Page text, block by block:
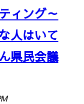
ィング～
人はいて
県民会議